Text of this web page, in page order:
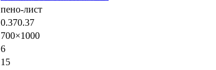
пено-лист
0.370.37
700×1000
6
15